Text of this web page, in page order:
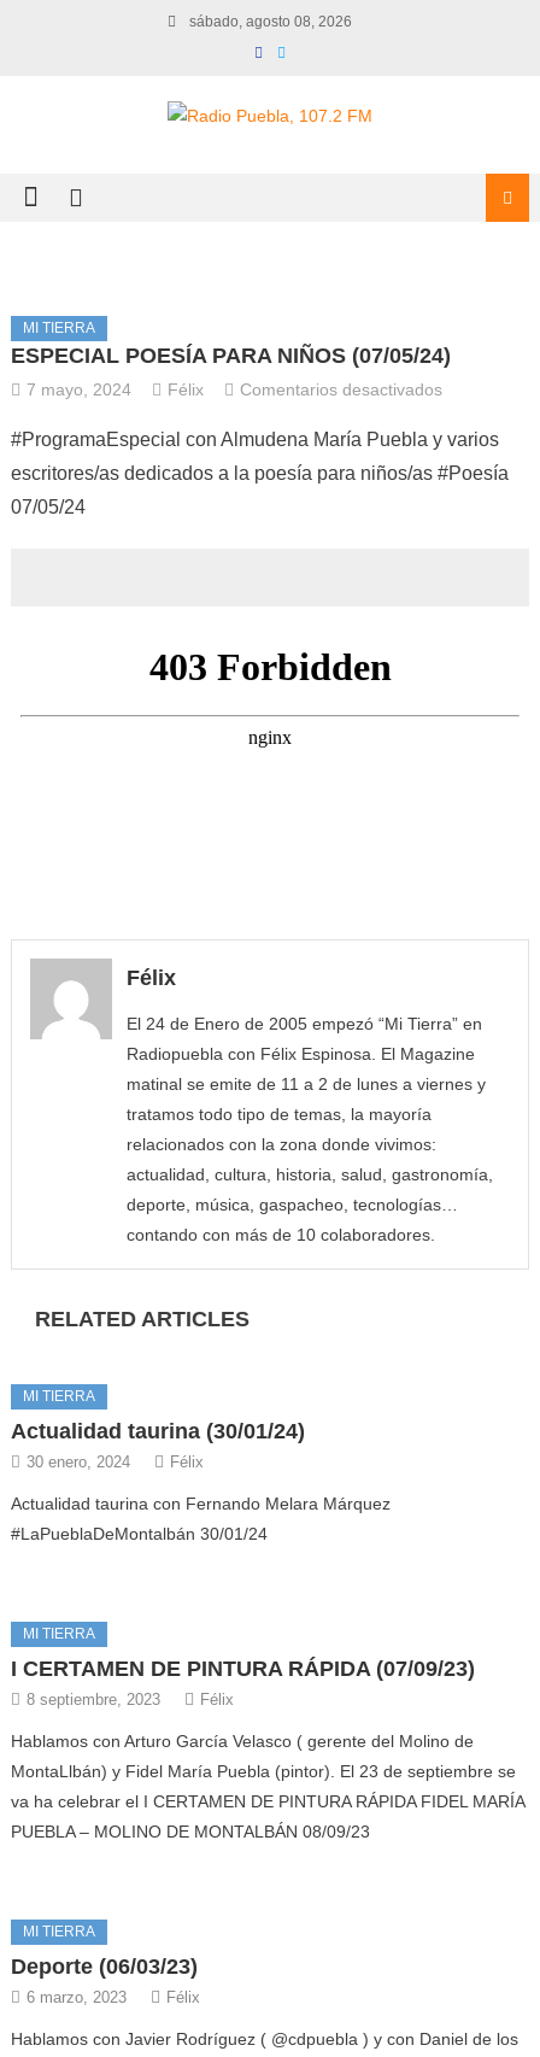
sábado, agosto 08, 2026
MI TIERRA
ESPECIAL POESÍA PARA NIÑOS (07/05/24)
7 mayo, 2024 Félix Comentarios desactivadosen
POESÍA
PARA
#ProgramaEspecial con Almudena María Puebla y varios
escritores/as dedicados a la poesía para niños/as #Poesía
07/05/24
Félix
El 24 de Enero de 2005 empezó “Mi Tierra” en
Radiopuebla con Félix Espinosa. El Magazine
matinal se emite de 11 a 2 de lunes a viernes y
tratamos todo tipo de temas, la mayoría
relacionados con la zona donde vivimos:
actualidad, cultura, historia, salud, gastronomía,
deporte, música, gaspacheo, tecnologías…
contando con más de 10 colaboradores.
RELATED ARTICLES
MI TIERRA
Actualidad taurina (30/01/24)
30 enero, 2024 Félix
Actualidad taurina con Fernando Melara Márquez
#LaPueblaDeMontalbán 30/01/24
MI TIERRA
I CERTAMEN DE PINTURA RÁPIDA (07/09/23)
8 septiembre, 2023 Félix
Hablamos con Arturo García Velasco ( gerente del Molino de
MontaLlbán) y Fidel María Puebla (pintor). El 23 de septiembre se
va ha celebrar el I CERTAMEN DE PINTURA RÁPIDA FIDEL MARÍA
PUEBLA – MOLINO DE MONTALBÁN 08/09/23
MI TIERRA
Deporte (06/03/23)
6 marzo, 2023 Félix
Hablamos con Javier Rodríguez ( @cdpuebla ) y con Daniel de los